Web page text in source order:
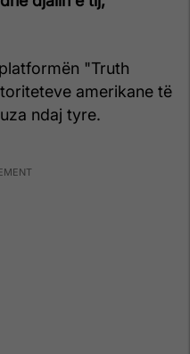
"Truth
amerikane të
ndaj tyre.